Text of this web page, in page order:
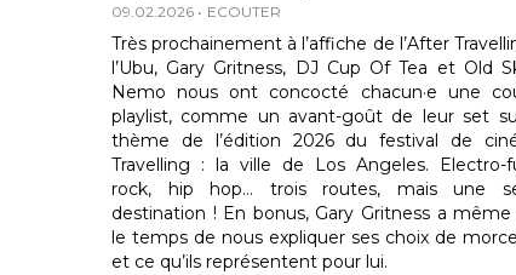
09.02.2026 ECOUTER
Très prochainement à l’affiche de l’After
l’Ubu, Gary Gritness, DJ Cup Of Tea et Old
Nemo nous ont concocté chacun·e une
playlist, comme un avant-goût de leur set
thème de l’édition 2026 du festival de
Travelling : la ville de Los Angeles. Electro-
rock, hip hop… trois routes, mais une
destination ! En bonus, Gary Gritness a même
le temps de nous expliquer ses choix de
et ce qu’ils représentent pour lui.